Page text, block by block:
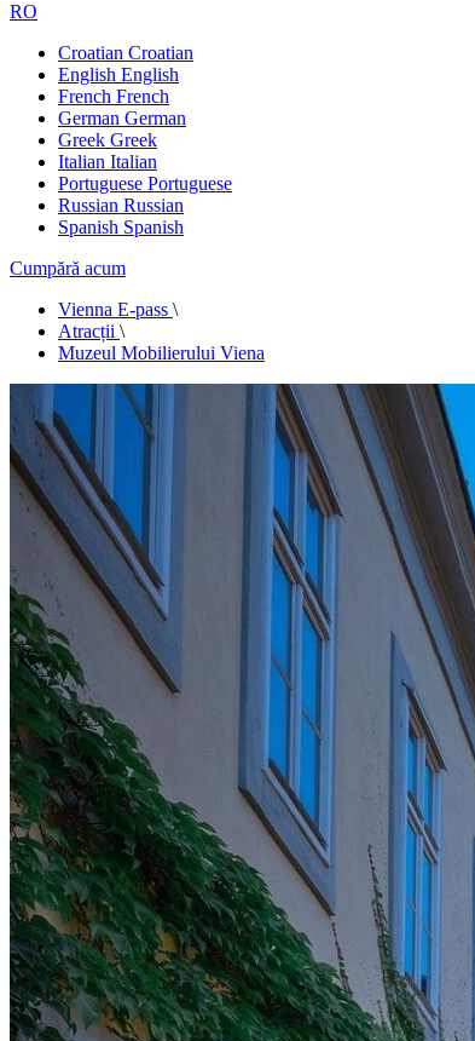
RO
Croatian Croatian
English English
French French
German German
Greek Greek
Italian Italian
Portuguese Portuguese
Russian Russian
Spanish Spanish
Cumpără acum
Vienna E-pass \
Atracții \
Muzeul Mobilierului Viena